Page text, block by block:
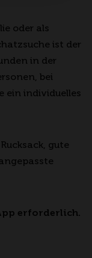
oder als
ist der
in der
bei
ein individuelles
gute
erforderlich.